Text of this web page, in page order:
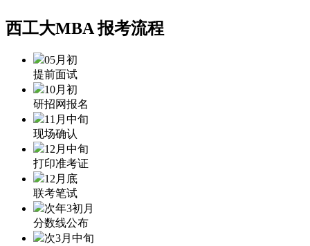
西工大MBA报考流程
05月初
提前面试
10月初
研招网报名
11月中旬
现场确认
12月中旬
打印准考证
12月底
联考笔试
次年3初月
分数线公布
次3月中旬